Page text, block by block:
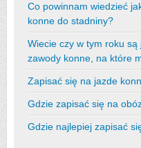
Co powinnam wiedzieć
konne do stadniny?
Wiecie czy w tym roku
zawody konne, na które
Zapisać się na jazde
Gdzie zapisać się na
Gdzie najlepiej zapisać